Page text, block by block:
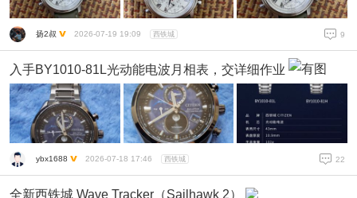
扬2叔 2026-07-19 19:09 西铁城 9
入手BY1010-81L光动能电波月相表，交详细作业
ybx1688 2026-07-18 17:46 西铁城 22
全新西铁城 Wave Tracker（Sailhawk 2）